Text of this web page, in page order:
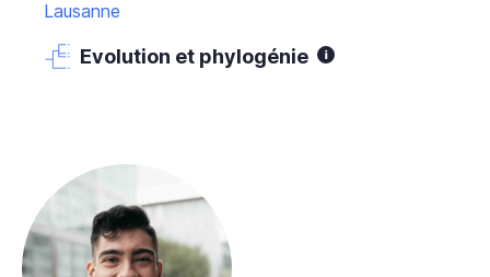
Lausanne
Evolution et phylogénie